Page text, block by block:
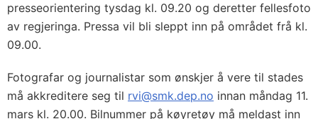
presseorientering tysdag kl. 09.20 og deretter fellesfoto
av regjeringa. Pressa vil bli sleppt inn på området frå kl.
09.00.
Fotografar og journalistar som ønskjer å vere til stades
må akkreditere seg til rvi@smk.dep.no innan måndag 11.
mars kl. 20.00. Bilnummer på køyretøy må meldast inn